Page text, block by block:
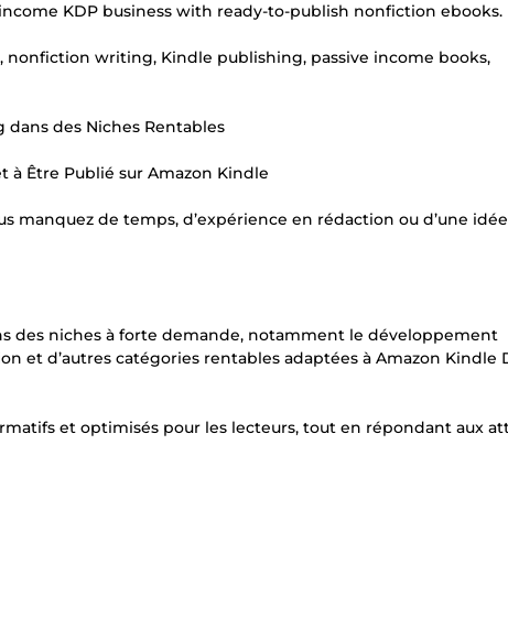
KDP business with ready-to-publish nonfiction ebooks.
nonfiction writing, Kindle publishing, passive income books,
des Niches Rentables
à Être Publié sur Amazon Kindle
manquez de temps, d’expérience en rédaction ou d’une idée
des niches à forte demande, notamment le développement
et d’autres catégories rentables adaptées à Amazon Kindle
et optimisés pour les lecteurs, tout en répondant aux